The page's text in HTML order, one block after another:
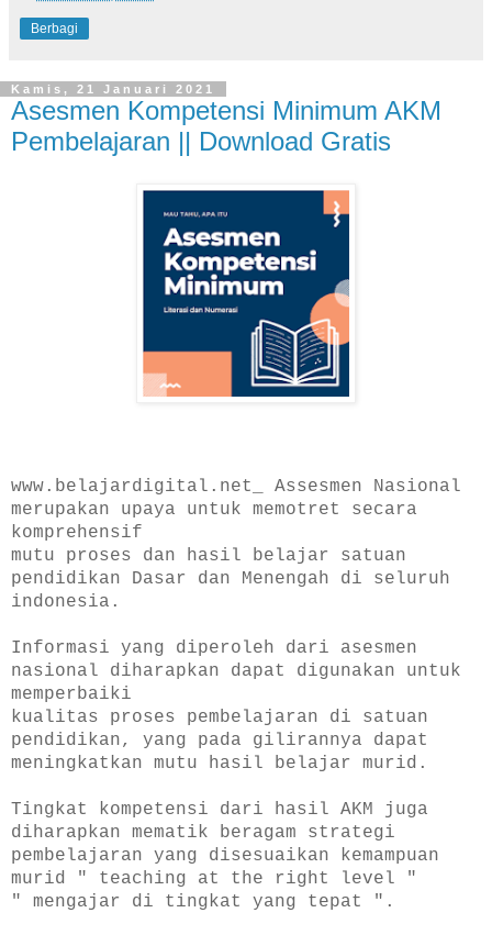
Berbagi
Kamis, 21 Januari 2021
Asesmen Kompetensi Minimum AKM
Pembelajaran || Download Gratis
www.belajardigital.net_ Assesmen Nasional
merupakan upaya untuk memotret secara
komprehensif
mutu proses dan hasil belajar satuan
pendidikan Dasar dan Menengah di seluruh
indonesia.
Informasi yang diperoleh dari asesmen
nasional diharapkan dapat digunakan untuk
memperbaiki
kualitas proses pembelajaran di satuan
pendidikan, yang pada gilirannya dapat
meningkatkan mutu hasil belajar murid.
Tingkat kompetensi dari hasil AKM juga
diharapkan mematik beragam strategi
pembelajaran yang disesuaikan kemampuan
murid " teaching at the right level "
" mengajar di tingkat yang tepat ".